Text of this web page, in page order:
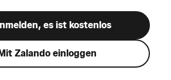
es ist kostenlos
Zalando einloggen